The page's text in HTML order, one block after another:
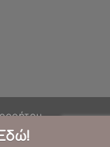
Επικοινωνία